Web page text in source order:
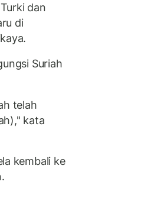
dan
di
Suriah
telah
kata
kembali ke